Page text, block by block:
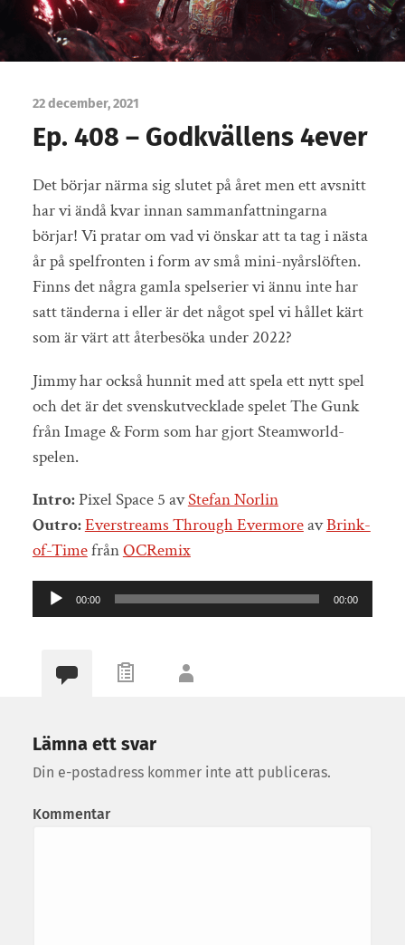
22 december, 2021
Ep. 408 – Godkvällens 4ever
Det börjar närma sig slutet på året men ett avsnitt
har vi ändå kvar innan sammanfattningarna
börjar! Vi pratar om vad vi önskar att ta tag i nästa
år på spelfronten i form av små mini-nyårslöften.
Finns det några gamla spelserier vi ännu inte har
satt tänderna i eller är det något spel vi hållet kärt
som är värt att återbesöka under 2022?
Jimmy har också hunnit med att spela ett nytt spel
och det är det svenskutvecklade spelet The Gunk
från Image & Form som har gjort Steamworld-
spelen.
Intro:Pixel Space 5 avStefan Norlin
Outro:Everstreams Through EvermoreavBrink-
of-TimefrånOCRemix
Ljudspelare
00:00 00:00
Lämna ett svar
Din e-postadress kommer inte att publiceras.
Kommentar